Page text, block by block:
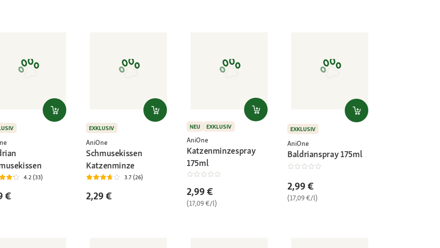
4.2 (33)
€
EXKLUSIV
AniOne
Schmusekissen
Katzenminze
3.7 (26)
2,29 €
NEU EXKLUSIV
AniOne
Katzenminzespray
175ml
2,99 €
(17,09 €/l)
EXKLUSIV
AniOne
Baldrianspray 175ml
2,99 €
(17,09 €/l)